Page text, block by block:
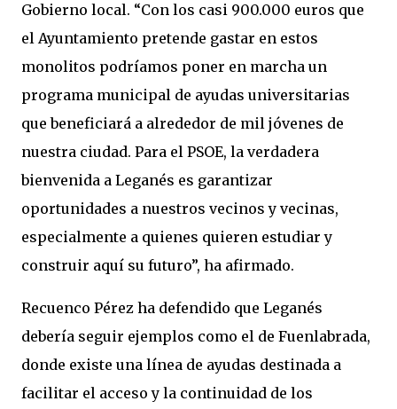
Gobierno local. “Con los casi 900.000 euros que
el Ayuntamiento pretende gastar en estos
monolitos podríamos poner en marcha un
programa municipal de ayudas universitarias
que beneficiará a alrededor de mil jóvenes de
nuestra ciudad. Para el PSOE, la verdadera
bienvenida a Leganés es garantizar
oportunidades a nuestros vecinos y vecinas,
especialmente a quienes quieren estudiar y
construir aquí su futuro”, ha afirmado.
Recuenco Pérez ha defendido que Leganés
debería seguir ejemplos como el de Fuenlabrada,
donde existe una línea de ayudas destinada a
facilitar el acceso y la continuidad de los